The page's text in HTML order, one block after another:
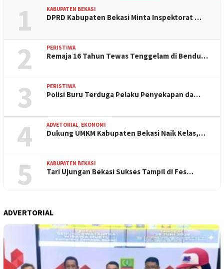
1 KABUPATEN BEKASI
DPRD Kabupaten Bekasi Minta Inspektorat …
2 PERISTIWA
Remaja 16 Tahun Tewas Tenggelam di Bendu…
3 PERISTIWA
Polisi Buru Terduga Pelaku Penyekapan da…
4 ADVETORIAL, EKONOMI
Dukung UMKM Kabupaten Bekasi Naik Kelas,…
5 KABUPATEN BEKASI
Tari Ujungan Bekasi Sukses Tampil di Fes…
ADVERTORIAL